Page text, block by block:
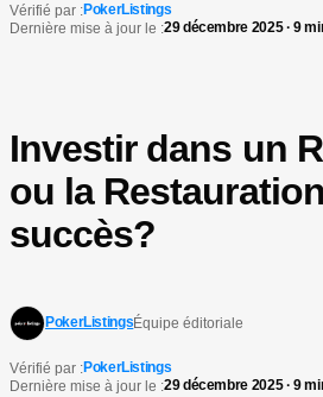
Vérifié par :PokerListings
Dernière mise à jour le :29 décembre 2025 · 9
Investir dans un
ou la
succès?
PokerListingsÉquipe éditoriale
Vérifié par :PokerListings
Dernière mise à jour le :29 décembre 2025 · 9